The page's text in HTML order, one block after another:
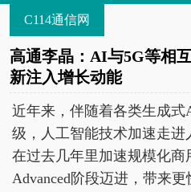
C114通信网
高通李晶：AI与5G等相
新注入增长动能
近年来，伴随着各类生成
级，人工智能技术加速走
在过去几年里加速规模化商
Advanced阶段迈进，带来